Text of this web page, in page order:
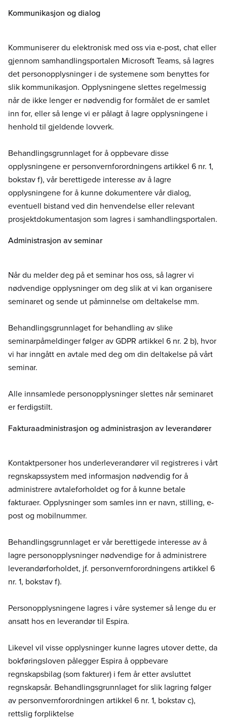
Kommunikasjon og dialog
Kommuniserer du elektronisk med oss via e-post, chat eller
gjennom samhandlingsportalen Microsoft Teams, så lagres
det personopplysninger i de systemene som benyttes for
slik kommunikasjon. Opplysningene slettes regelmessig
når de ikke lenger er nødvendig for formålet de er samlet
inn for, eller så lenge vi er pålagt å lagre opplysningene i
henhold til gjeldende lovverk.
Behandlingsgrunnlaget for å oppbevare disse
opplysningene er personvernforordningens artikkel 6 nr. 1,
bokstav f), vår berettigede interesse av å lagre
opplysningene for å kunne dokumentere vår dialog,
eventuell bistand ved din henvendelse eller relevant
prosjektdokumentasjon som lagres i samhandlingsportalen.
Administrasjon av seminar
Når du melder deg på et seminar hos oss, så lagrer vi
nødvendige opplysninger om deg slik at vi kan organisere
seminaret og sende ut påminnelse om deltakelse mm.
Behandlingsgrunnlaget for behandling av slike
seminarpåmeldinger følger av GDPR artikkel 6 nr. 2 b), hvor
vi har inngått en avtale med deg om din deltakelse på vårt
seminar.
Alle innsamlede personopplysninger slettes når seminaret
er ferdigstilt.
Fakturaadministrasjon og administrasjon av leverandører
Kontaktpersoner hos underleverandører vil registreres i vårt
regnskapssystem med informasjon nødvendig for å
administrere avtaleforholdet og for å kunne betale
fakturaer. Opplysninger som samles inn er navn, stilling, e-
post og mobilnummer.
Behandlingsgrunnlaget er vår berettigede interesse av å
lagre personopplysninger nødvendige for å administrere
leverandørforholdet, jf. personvernforordningens artikkel 6
nr. 1, bokstav f).
Personopplysningene lagres i våre systemer så lenge du er
ansatt hos en leverandør til Espira.
Likevel vil visse opplysninger kunne lagres utover dette, da
bokføringsloven pålegger Espira å oppbevare
regnskapsbilag (som fakturer) i fem år etter avsluttet
regnskapsår. Behandlingsgrunnlaget for slik lagring følger
av personvernforordningen artikkel 6 nr. 1, bokstav c),
rettslig forpliktelse